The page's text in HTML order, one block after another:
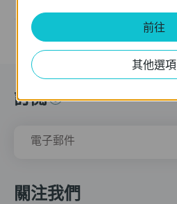
訂閱
電子郵件
關注我們
前往
其他選項